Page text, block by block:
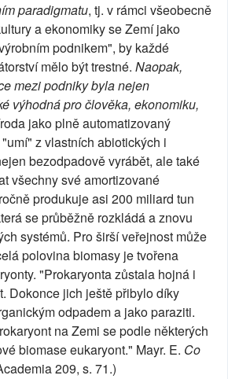
paradigmatu, tj. v rámci všeobecně
a ekonomiky se Zemí jako
podnikem", by každé
mělo být trestné. Naopak,
mezi podniky byla nejen
výhodná pro člověka, ekonomiku,
jako plně automatizovaný
z vlastních abiotických i
bezodpadově vyrábět, ale také
všechny své amortizované
produkuje asi 200 miliard tun
se průběžně rozkládá a znovu
systémů. Pro širší veřejnost může
polovina biomasy je tvořena
"Prokaryonta zůstala hojná i
Dokonce jich ještě přibylo díky
odpadem a jako paraziti.
na Zemi se podle některých
biomase eukaryont." Mayr. E. Co
209, s. 71.)